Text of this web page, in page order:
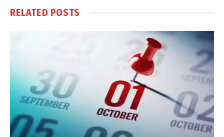
RELATED POSTS